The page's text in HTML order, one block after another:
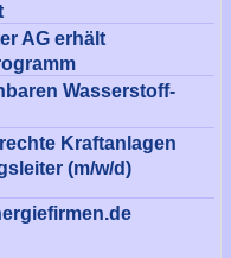
AG erhält
Wasserstoff-
Kraftanlagen
(m/w/d)